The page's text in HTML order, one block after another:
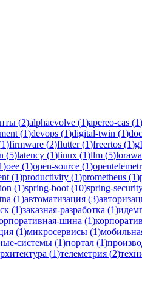
(2)alphaevolve (1)apereo-cas (1)
(1)devops (1)digital-twin (1)
1)firmware (2)flutter(1)freertos (1)
(5)latency (1)linux (1)llm (5)
)oee (1)open-source (1)
(1)productivity (1)prometheus (1)
(1)spring-boot (10)spring-
(1)автоматизация (3)
(1)заказная-разработка (1)
шина (1)
(1)микросервисы (1)
системы (1)портал (1)
(1)телеметрия (2)